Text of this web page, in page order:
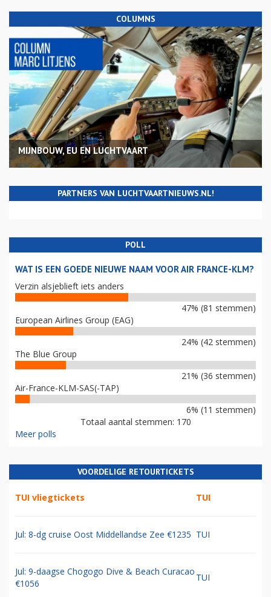
COLUMNS
MIJNBOUW, EU EN LUCHTVAART
PARTNERS VAN LUCHTVAARTNIEUWS.NL!
POLL
WAT IS EEN GOEDE NIEUWE NAAM VOOR AIR FRANCE-KLM?
Verzin alsjeblieft iets anders
47% (81 stemmen)
European Airlines Group (EAG)
24% (42 stemmen)
The Blue Group
21% (36 stemmen)
Air-France-KLM-SAS(-TAP)
6% (11 stemmen)
Totaal aantal stemmen: 170
Meer polls
VOORDELIGE RETOURTICKETS
TUI vliegtickets TUI
Jul: 8-dg cruise Oost Middellandse Zee €1235 TUI
Jul: 9-daagse Chogogo Dive & Beach Curacao
€1056
TUI